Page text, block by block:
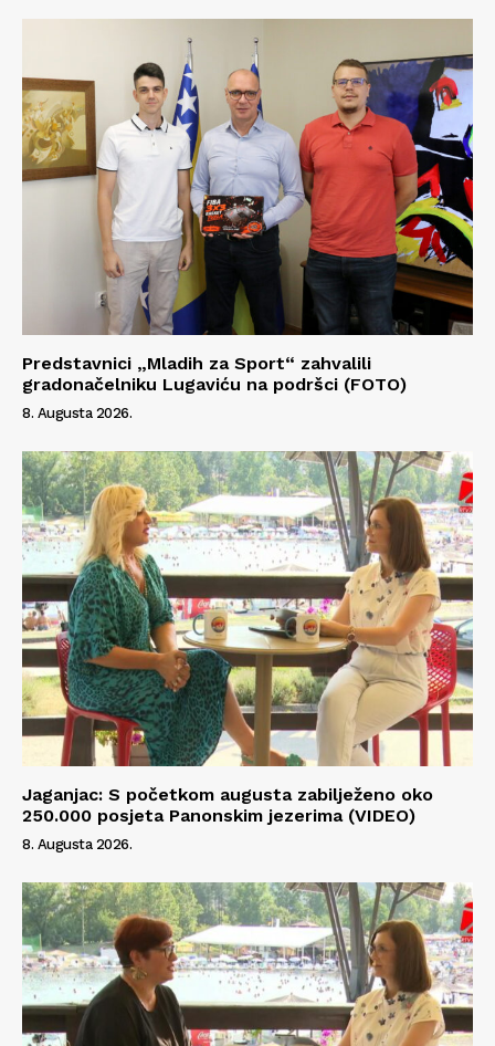
Info
Impressum
Predstavnici „Mladih za Sport“ zahvalili
gradonačelniku Lugaviću na podršci (FOTO)
8. Augusta 2026.
Jaganjac: S početkom augusta zabilježeno oko
250.000 posjeta Panonskim jezerima (VIDEO)
8. Augusta 2026.